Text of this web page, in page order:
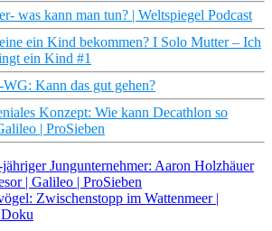
was kann man tun? | Weltspiegel Podcast
ein Kind bekommen? I Solo Mutter – Ich
ein Kind #1
Kann das gut gehen?
Konzept: Wie kann Decathlon so
| ProSieben
jähriger Jungunternehmer: Aaron Holzhäuer
| Galileo | ProSieben
Zwischenstopp im Wattenmeer |